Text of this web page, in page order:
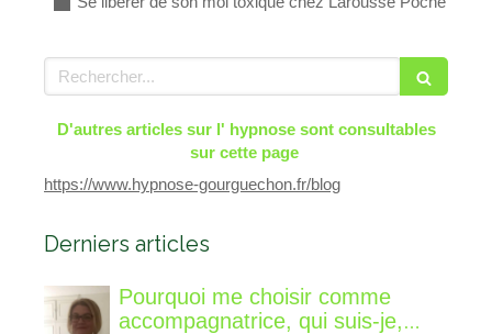
Rechercher
D'autres articles sur l' hypnose sont consultables
sur cette page
https://www.hypnose-gourguechon.fr/blog
Derniers articles
Pourquoi me choisir comme
accompagnatrice, qui suis-je,